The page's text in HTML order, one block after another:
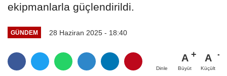
ekipmanlarla güçlendirildi.
GÜNDEM 28 Haziran 2025 - 18:40
Dinle
A
Büyüt
A
Küçült